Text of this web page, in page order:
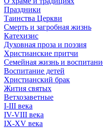
Праздники
Таинства Церкви
Смерть и загробная жизнь
Катехизис
Духовная проза и поэзия
Христианские притчи
Семейная жизнь и
Воспитание детей
Христианский брак
Жития святых
Ветхозаветные
I-III века
IV-VIII века
IX-XV века